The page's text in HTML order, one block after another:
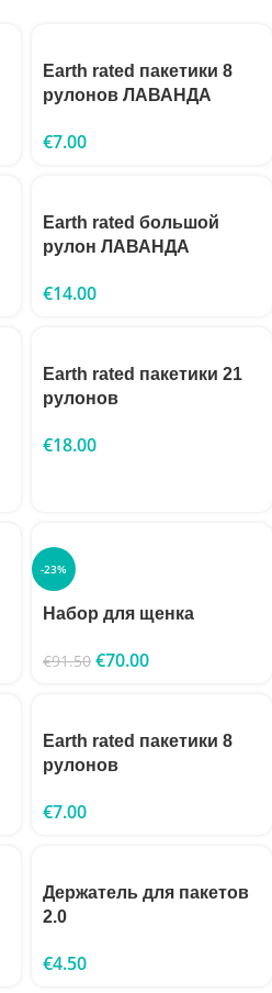
Earth rated пакетики 8
рулонов ЛАВАНДА
€7.00
Earth rated большой
рулон ЛАВАНДА
€14.00
Earth rated пакетики 21
рулонов
€18.00
-23%
Набор для щенка
€91.50 €70.00
Earth rated пакетики 8
рулонов
€7.00
Держатель для пакетов
2.0
€4.50